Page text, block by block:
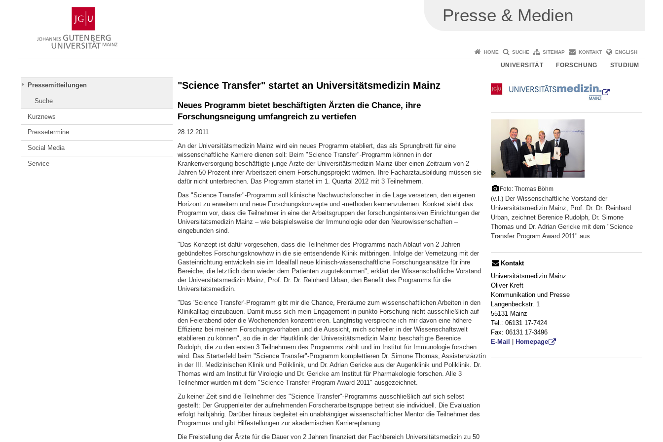
Gutenberg-
Universität
Mainz
Presse & Medien
HOME SUCHE SITEMAP KONTAKT ENGLISH
UNIVERSITÄT FORSCHUNG STUDIUM
Pressemitteilungen
Suche
Kurznews
Pressetermine
Social Media
Service
"Science Transfer" startet an Universitätsmedizin Mainz
Neues Programm bietet beschäftigten Ärzten die Chance, ihre
Forschungsneigung umfangreich zu vertiefen
28.12.2011
An der Universitätsmedizin Mainz wird ein neues Programm etabliert, das als Sprungbrett für eine
wissenschaftliche Karriere dienen soll: Beim "Science Transfer"-Programm können in der
Krankenversorgung beschäftigte junge Ärzte der Universitätsmedizin Mainz über einen Zeitraum von 2
Jahren 50 Prozent ihrer Arbeitszeit einem Forschungsprojekt widmen. Ihre Facharztausbildung müssen sie
dafür nicht unterbrechen. Das Programm startet im 1. Quartal 2012 mit 3 Teilnehmern.
Das "Science Transfer"-Programm soll klinische Nachwuchsforscher in die Lage versetzen, den eigenen
Horizont zu erweitern und neue Forschungskonzepte und -methoden kennenzulernen. Konkret sieht das
Programm vor, dass die Teilnehmer in eine der Arbeitsgruppen der forschungsintensiven Einrichtungen der
Universitätsmedizin Mainz – wie beispielsweise der Immunologie oder den Neurowissenschaften –
eingebunden sind.
"Das Konzept ist dafür vorgesehen, dass die Teilnehmer des Programms nach Ablauf von 2 Jahren
gebündeltes Forschungsknowhow in die sie entsendende Klinik mitbringen. Infolge der Vernetzung mit der
Gasteinrichtung entwickeln sie im Idealfall neue klinisch-wissenschaftliche Forschungsansätze für ihre
Bereiche, die letztlich dann wieder dem Patienten zugutekommen", erklärt der Wissenschaftliche Vorstand
der Universitätsmedizin Mainz, Prof. Dr. Dr. Reinhard Urban, den Benefit des Programms für die
Universitätsmedizin.
"Das 'Science Transfer'-Programm gibt mir die Chance, Freiräume zum wissenschaftlichen Arbeiten in den
Klinikalltag einzubauen. Damit muss sich mein Engagement in punkto Forschung nicht ausschließlich auf
den Feierabend oder die Wochenenden konzentrieren. Langfristig verspreche ich mir davon eine höhere
Effizienz bei meinem Forschungsvorhaben und die Aussicht, mich schneller in der Wissenschaftswelt
etablieren zu können", so die in der Hautklinik der Universitätsmedizin Mainz beschäftigte Berenice
Rudolph, die zu den ersten 3 Teilnehmern des Programms zählt und im Institut für Immunologie forschen
wird. Das Starterfeld beim "Science Transfer"-Programm komplettieren Dr. Simone Thomas, Assistenzärztin
in der III. Medizinischen Klinik und Poliklinik, und Dr. Adrian Gericke aus der Augenklinik und Poliklinik. Dr.
Thomas wird am Institut für Virologie und Dr. Gericke am Institut für Pharmakologie forschen. Alle 3
Teilnehmer wurden mit dem "Science Transfer Program Award 2011" ausgezeichnet.
Zu keiner Zeit sind die Teilnehmer des "Science Transfer"-Programms ausschließlich auf sich selbst
gestellt: Der Gruppenleiter der aufnehmenden Forscherarbeitsgruppe betreut sie individuell. Die Evaluation
erfolgt halbjährig. Darüber hinaus begleitet ein unabhängiger wissenschaftlicher Mentor die Teilnehmer des
Programms und gibt Hilfestellungen zur akademischen Karriereplanung.
Die Freistellung der Ärzte für die Dauer von 2 Jahren finanziert der Fachbereich Universitätsmedizin zu 50
Foto: Thomas Böhm
(v.l.) Der Wissenschaftliche Vorstand der
Universitätsmedizin Mainz, Prof. Dr. Dr. Reinhard
Urban, zeichnet Berenice Rudolph, Dr. Simone
Thomas und Dr. Adrian Gericke mit dem "Science
Transfer Program Award 2011" aus.
Kontakt
Universitätsmedizin Mainz
Oliver Kreft
Kommunikation und Presse
Langenbeckstr. 1
55131 Mainz
Tel.: 06131 17-7424
Fax: 06131 17-3496
E-Mail
Homepage